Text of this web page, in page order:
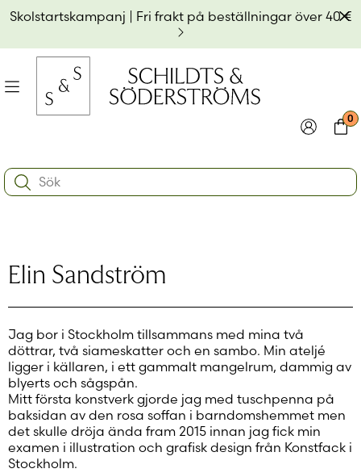
Skolstartskampanj | Fri frakt på beställningar över 40 €
Hoppa
till
Logga in
Glömt ditt lösenord?
Har du inget konto?
Skapa nytt konto
0
Search:
Elin Sandström
Jag bor i Stockholm tillsammans med mina två
döttrar, två siameskatter och en sambo. Min ateljé
ligger i källaren, i ett gammalt mangelrum, dammig av
blyerts och sågspån.
Mitt första konstverk gjorde jag med tuschpenna på
baksidan av den rosa soffan i barndomshemmet men
det skulle dröja ända fram 2015 innan jag fick min
examen i illustration och grafisk design från Konstfack i
Stockholm.